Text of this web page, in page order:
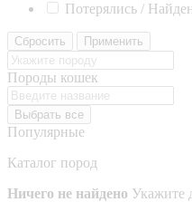
Потерялись /
Сбросить Применить
Породы кошек
Выбрать все
Популярные
Каталог пород
Ничего не найдено Укажите